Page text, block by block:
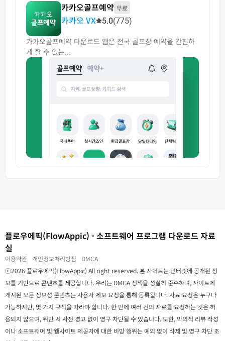
카카오골프예약 무료
카카오 VX 5.0(775)
카카오골프예약 다운로드 앱은 전국 골프장 예약을 간편하
게 할 수 있는...
플로우에픽(FlowAppic) - 소프트웨어 프로그램 다운로드 자료
실
이용약관 개인정보처리방침
DMCA
ⓒ2026 플로우에픽(FlowAppic) All right reserved. 본 사이트는 인터넷에 공개된 정
보를 기반으로 콘텐츠를 제공합니다. 우리는 DMCA 정책을 성실히 준수하며, 사이트에
게시된 모든 정보성 콘텐츠는 사용자 제보 요청을 통해 등록됩니다. 자료 요청은 누구나
가능하지만, 몇 가지 규칙을 따라야 합니다. 한 번에 여러 건의 자료를 요청하는 것은 허
용되지 않으며, 위반 시 사전 경고 없이 영구 차단될 수 있습니다. 또한, 악의적 리뷰 작성
이나 소프트웨어 및 웹사이트 제공자에 대한 비방 행위는 예외 없이 삭제 및 영구 차단 조